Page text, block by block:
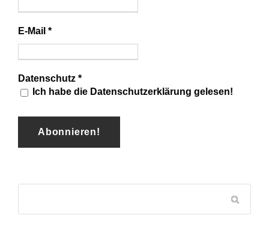
E-Mail *
Datenschutz *
Ich habe die Datenschutzerklärung gelesen!